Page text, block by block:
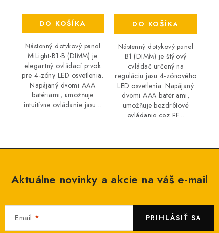
DO KOŠÍKA
Nástenný dotykový panel
MiLight-B1-B (DIMM) je
elegantný ovládací prvok
pre 4-zóny LED osvetlenia.
Napájaný dvomi AAA
batériami, umožňuje
intuitívne ovládanie jasu...
DO KOŠÍKA
Nástenný dotykový panel
B1 (DIMM) je štýlový
ovládač určený na
reguláciu jasu 4-zónového
LED osvetlenia. Napájaný
dvomi AAA batériami,
umožňuje bezdrôtové
ovládanie cez RF...
Aktuálne novinky a akcie na váš e-mail
Email PRIHLÁSIŤ SA